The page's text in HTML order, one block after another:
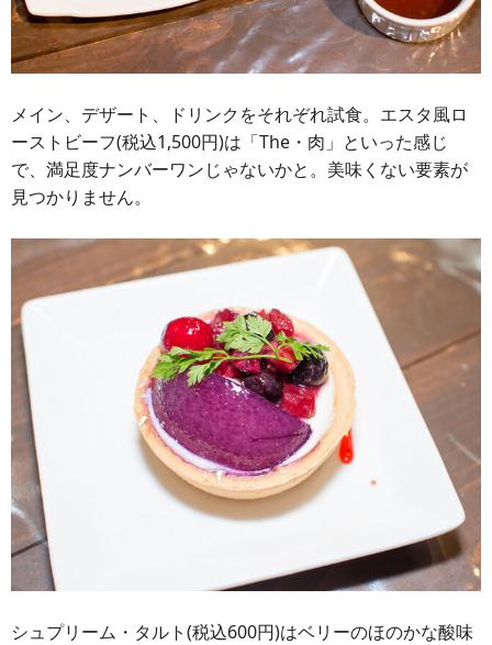
メイン、デザート、ドリンクをそれぞれ試食。エスタ風ロ
ーストビーフ(税込1,500円)は「The・肉」といった感じ
で、満足度ナンバーワンじゃないかと。美味くない要素が
見つかりません。
シュプリーム・タルト(税込600円)はベリーのほのかな酸味